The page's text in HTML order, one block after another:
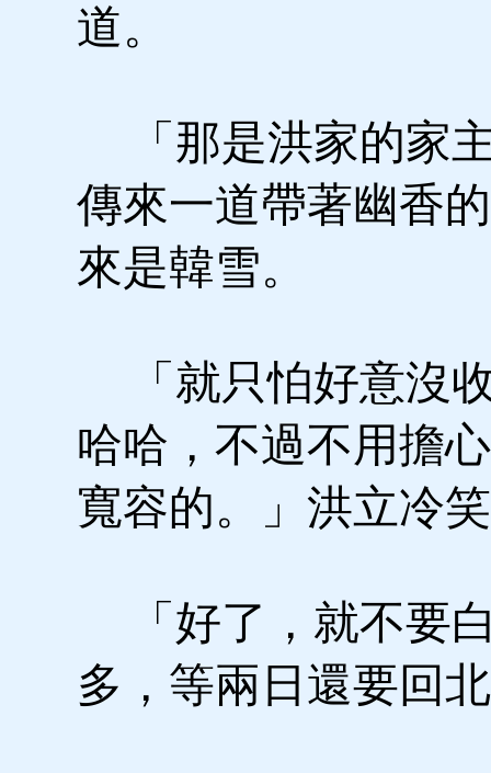
道。
「那是洪家的家
傳來一道帶著幽香
來是韓雪。
「就只怕好意沒
哈哈，不過不用擔
寬容的。」洪立冷
「好了，就不要
多，等兩日還要回